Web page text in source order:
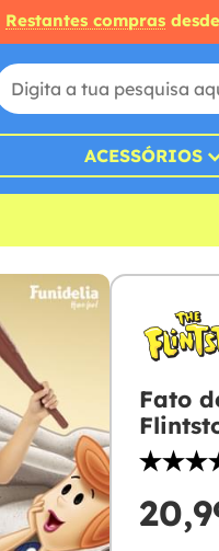
Restantes compras desde
ACESSÓRIOS
Fato